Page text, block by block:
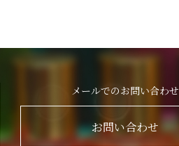
メールでのお問い合わせ
お問い合わせ